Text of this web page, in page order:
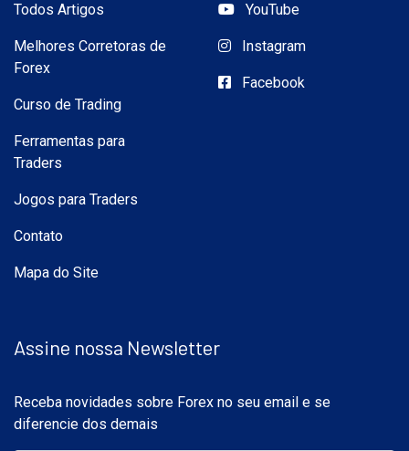
Todos Artigos
Melhores Corretoras de
Forex
Curso de Trading
Ferramentas para
Traders
Jogos para Traders
Contato
Mapa do Site
YouTube
Instagram
Facebook
Assine nossa Newsletter
Receba novidades sobre Forex no seu email e se
diferencie dos demais